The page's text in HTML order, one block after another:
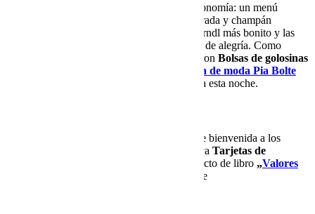
También se ofreció mucho en cuanto a gastronomía: un menú
bávaro típico de tres platos, cerveza recién tirada y champán
deleitaron a los invitados. La elección del Dirndl más bonito y las
pantorrillas más fuertes añadieron momentos de alegría. Como
sorpresa especial, todos los invitados recibieron Bolsas de golosinas
La diseñadora de moda Pia Bolte
camiseta creada, diseñada especialmente para esta noche.
Otro momento destacado fue la ceremonia de bienvenida a los
nuevos miembros, que recibieron su exclusiva Tarjetas de
recibió. Además, el nuevo proyecto de libro „Valores
presentado oficialmente